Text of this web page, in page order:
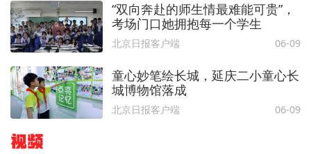
“双向奔赴的师生情最难能可贵”，
考场门口她拥抱每一个学生
北京日报客户端 06-09
童心妙笔绘长城，延庆二小童心长
城博物馆落成
北京日报客户端 06-09
视频